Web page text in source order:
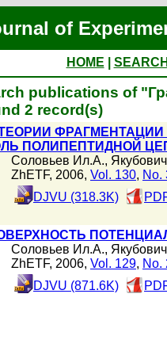
of
HOME
publications of
2 record(s)
ТЕОРИИ
ПОЛИПЕПТИДНОЙ
Соловьев Ил.А.,
ZhETF, 2006, Vol. 130, No.
DJVU (318.3K)
Соловьев Ил.А.,
ZhETF, 2006, Vol. 129, No.
DJVU (871.6K)